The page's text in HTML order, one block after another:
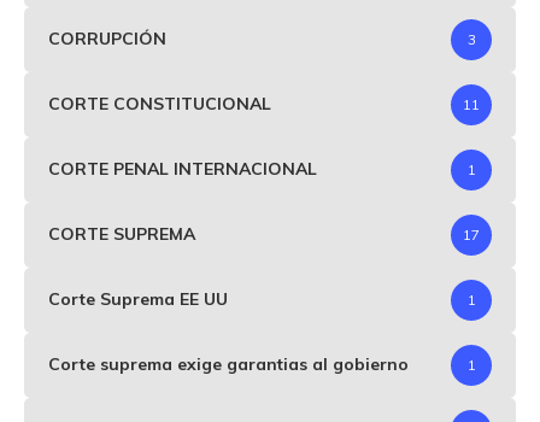
CORRUPCIÓN 3
CORTE CONSTITUCIONAL 11
CORTE PENAL INTERNACIONAL 1
CORTE SUPREMA 17
Corte Suprema EE UU 1
Corte suprema exige garantias al gobierno 1